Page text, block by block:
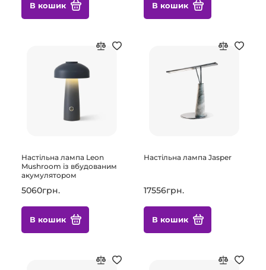
В кошик В кошик
Настільна лампа Leon
Mushroom із вбудованим
акумулятором
5060грн.
В кошик
Настільна лампа Jasper
17556грн.
В кошик